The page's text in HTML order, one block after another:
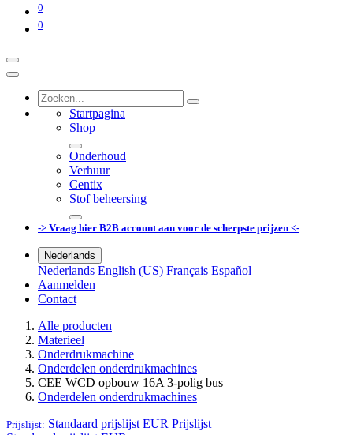
0
0
Startpagina
Shop
Onderhoud
Verhuur
Centix
Stof beheersing
-> Vraag hier B2B account aan voor de scherpste prijzen <-
Nederlands
Nederlands English (US) Français Español
Aanmelden
Contact
Alle producten
Materieel
Onderdrukmachine
Onderdelen onderdrukmachines
CEE WCD opbouw 16A 3-polig bus
Onderdelen onderdrukmachines
Prijslijst: Standaard prijslijst EUR Prijslijst